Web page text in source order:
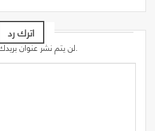
اترك رد
لن يتم نشر عنوان بريدك الإلكتروني.